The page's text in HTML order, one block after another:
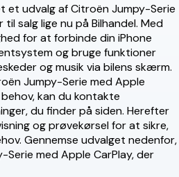
et udvalg af Citroën Jumpy-Serie
salg lige nu på Bilhandel. Med
for at forbinde din iPhone
og bruge funktioner
og musik via bilens skærm.
Jumpy-Serie med Apple
kan du kontakte
du finder på siden. Herefter
og prøvekørsel for at sikre,
Gennemse udvalget nedenfor,
med Apple CarPlay, der